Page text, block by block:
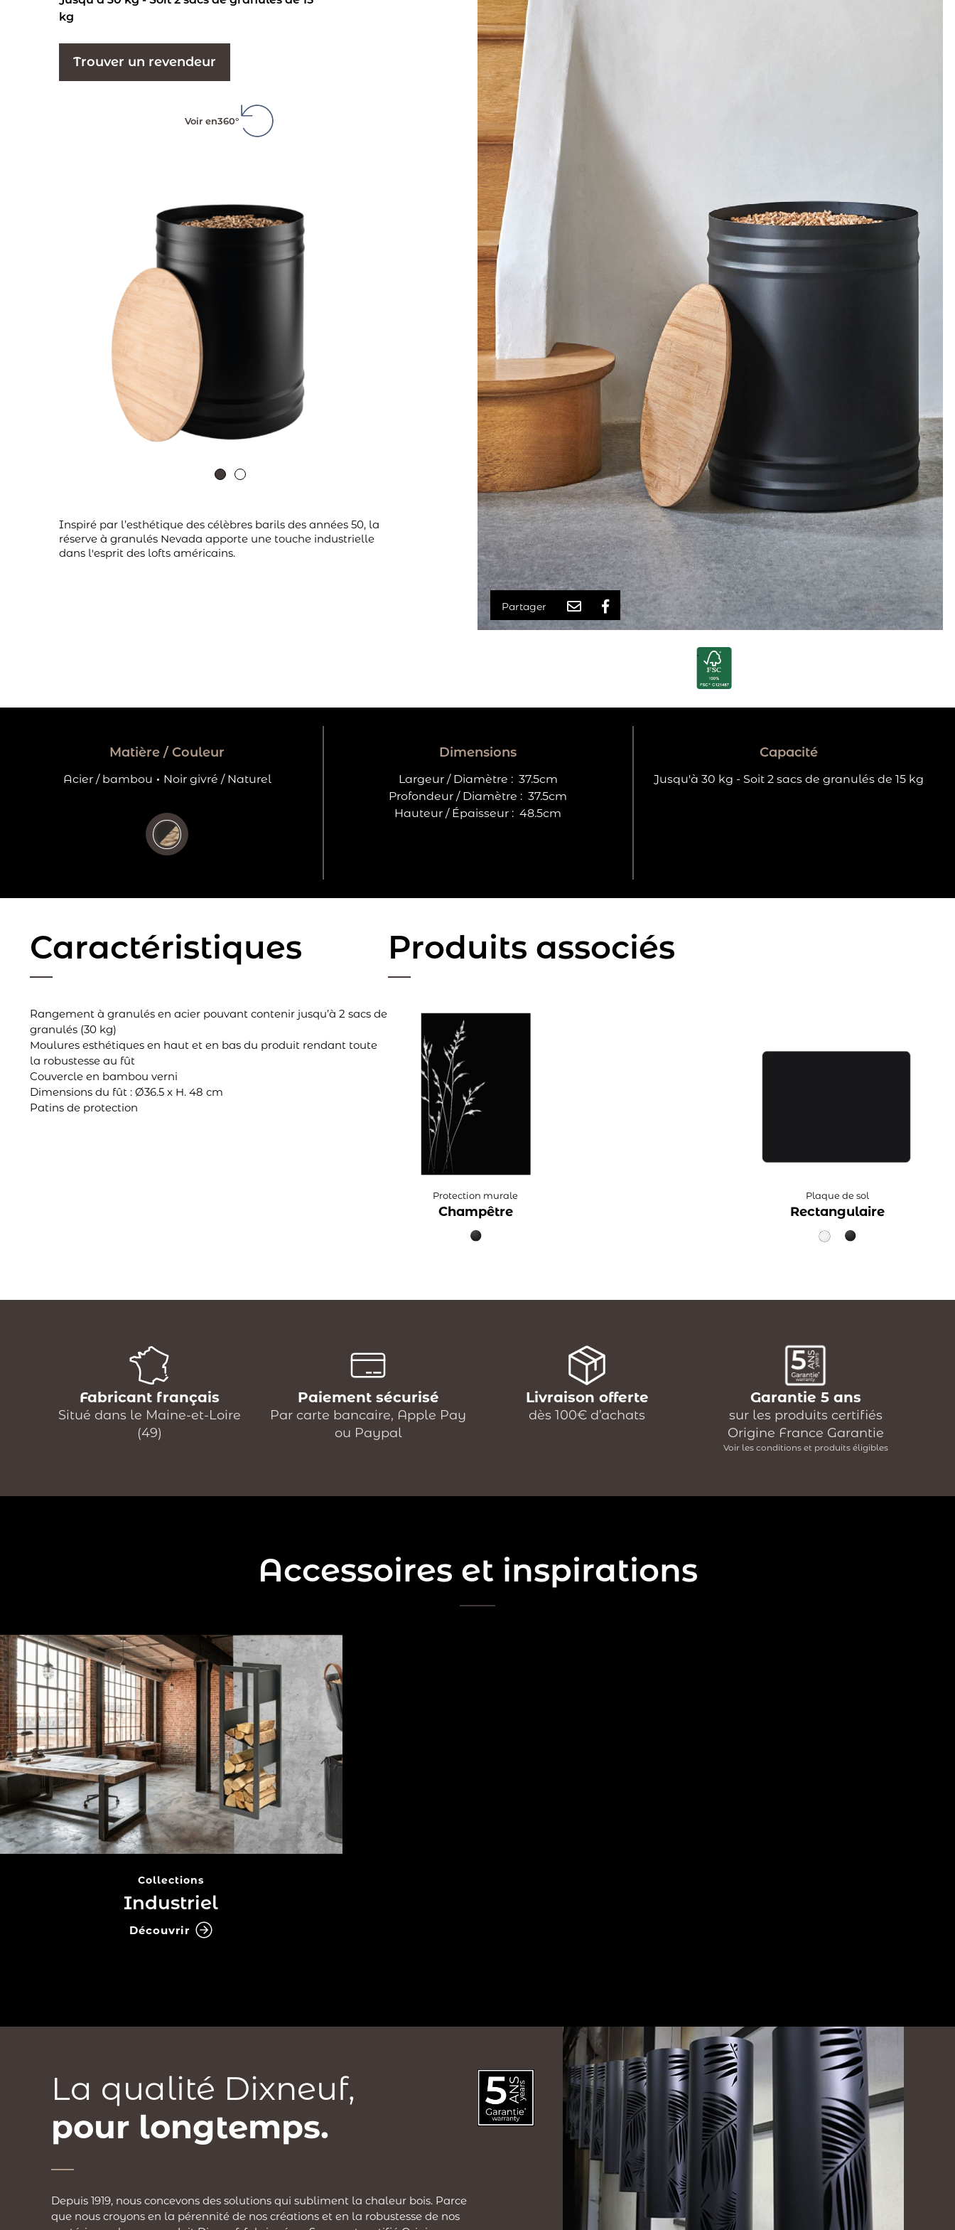
kg
Trouver un revendeur
Voir en360°
Inspiré par l’esthétique des célèbres barils des années 50, la
réserve à granulés Nevada apporte une touche industrielle
dans l'esprit des lofts américains.
Partager
Matière / Couleur
Acier / bambou · Noir givré / Naturel
Dimensions
Largeur / Diamètre : 37.5cm
Profondeur / Diamètre : 37.5cm
Hauteur / Épaisseur : 48.5cm
Capacité
Jusqu'à 30 kg - Soit 2 sacs de granulés de 15 kg
Caractéristiques
Rangement à granulés en acier pouvant contenir jusqu’à 2 sacs de
granulés (30 kg)
Moulures esthétiques en haut et en bas du produit rendant toute
la robustesse au fût
Couvercle en bambou verni
Dimensions du fût : Ø36.5 x H. 48 cm
Patins de protection
Produits associés
Protection murale
Champêtre
Plaque de sol
Rectangulaire
Fabricant français
Situé dans le Maine-et-Loire
(49)
Paiement sécurisé
Par carte bancaire, Apple Pay
ou Paypal
Livraison offerte
dès 100€ d’achats
Garantie 5 ans
sur les produits certifiés
Origine France Garantie
Voir les conditions et produits éligibles
Accessoires et inspirations
Collections
Industriel
Découvrir
La qualité Dixneuf,
pour longtemps.
Depuis 1919, nous concevons des solutions qui subliment la chaleur bois. Parce
que nous croyons en la pérennité de nos créations et en la robustesse de nos